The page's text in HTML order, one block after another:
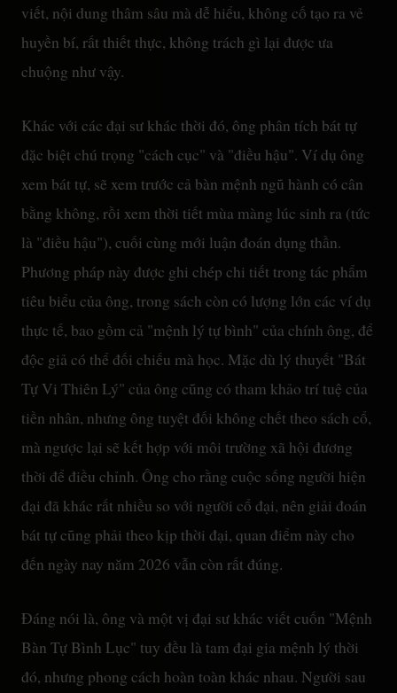
viết, nội dung thâm sâu mà dễ hiểu, không cố tạo ra vẻ
huyền bí, rất thiết thực, không trách gì lại được ưa
chuộng như vậy.
Khác với các đại sư khác thời đó, ông phân tích bát tự
đặc biệt chú trọng "cách cục" và "điều hậu". Ví dụ ông
xem bát tự, sẽ xem trước cả bàn mệnh ngũ hành có cân
bằng không, rồi xem thời tiết mùa màng lúc sinh ra (tức
là "điều hậu"), cuối cùng mới luận đoán dụng thần.
Phương pháp này được ghi chép chi tiết trong tác phẩm
tiêu biểu của ông, trong sách còn có lượng lớn các ví dụ
thực tế, bao gồm cả "mệnh lý tự bình" của chính ông, để
độc giả có thể đối chiếu mà học. Mặc dù lý thuyết "Bát
Tự Vi Thiên Lý" của ông cũng có tham khảo trí tuệ của
tiền nhân, nhưng ông tuyệt đối không chết theo sách cổ,
mà ngược lại sẽ kết hợp với môi trường xã hội đương
thời để điều chỉnh. Ông cho rằng cuộc sống người hiện
đại đã khác rất nhiều so với người cổ đại, nên giải đoán
bát tự cũng phải theo kịp thời đại, quan điểm này cho
đến ngày nay năm 2026 vẫn còn rất đúng.
Đáng nói là, ông và một vị đại sư khác viết cuốn "Mệnh
Bàn Tự Bình Lục" tuy đều là tam đại gia mệnh lý thời
đó, nhưng phong cách hoàn toàn khác nhau. Người sau